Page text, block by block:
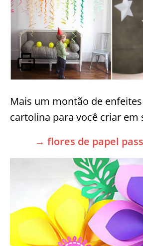
Mais um montão de
cartolina para você criar em
→ flores de papel